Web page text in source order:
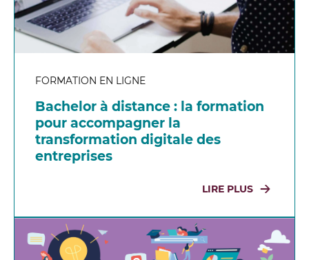
FORMATION EN LIGNE
Bachelor à distance : la formation
pour accompagner la
transformation digitale des
entreprises
LIRE PLUS